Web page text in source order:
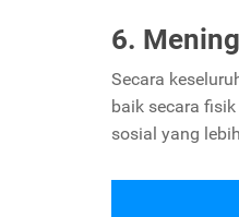
6.
Secara
baik secara
sosial yang